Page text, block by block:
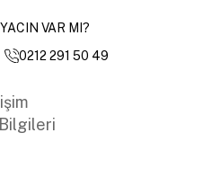
VAR MI?
0212 291 50 49